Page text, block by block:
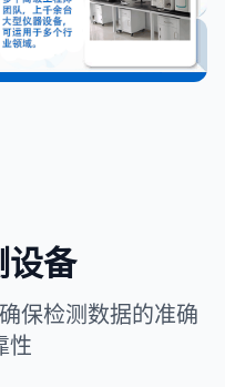
设备
保检测数据的准确
性